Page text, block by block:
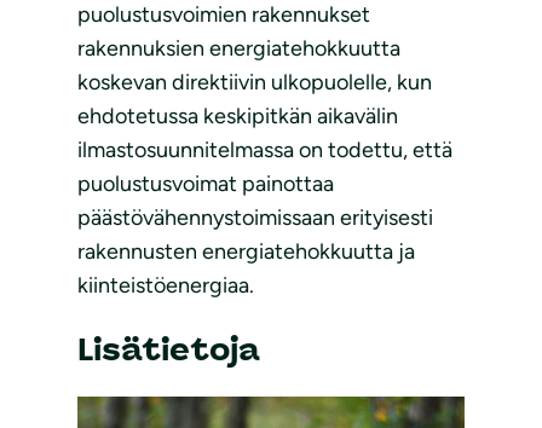
puolustusvoimien rakennukset
rakennuksien energiatehokkuutta
koskevan direktiivin ulkopuolelle, kun
ehdotetussa keskipitkän aikavälin
ilmastosuunnitelmassa on todettu, että
puolustusvoimat painottaa
päästövähennystoimissaan erityisesti
rakennusten energiatehokkuutta ja
kiinteistöenergiaa.
Lisätietoja